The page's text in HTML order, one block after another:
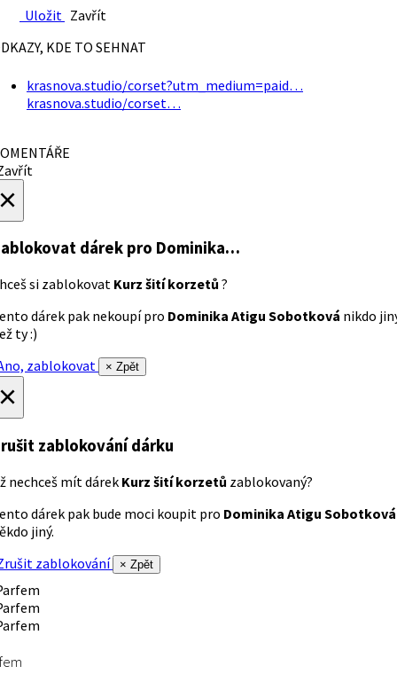
Uložit Zavřít
KDE TO SEHNAT
krasnova.studio/corset?utm_medium=paid…
krasnova.studio/corset…
dárek pro Dominika…
si zablokovat Kurz šití korzetů ?
dárek pak nekoupí pro Dominika Atigu Sobotková nikdo
ty :)
zablokovat
× Zpět
zablokování dárku
nechceš mít dárek Kurz šití korzetů zablokovaný?
dárek pak bude moci koupit pro Dominika Atigu Sobotková
jiný.
zablokování
× Zpět